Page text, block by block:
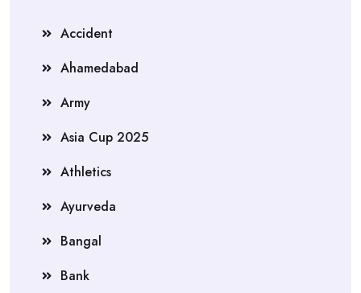
Accident
Ahamedabad
Army
Asia Cup 2025
Athletics
Ayurveda
Bangal
Bank